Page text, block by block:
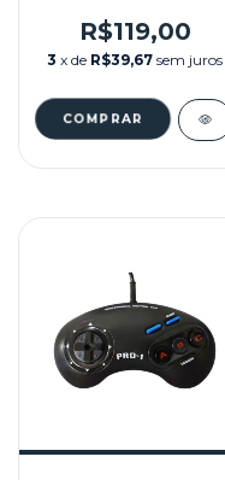
SYSTEM
R$119,00
3 x de R$39,67 sem juros